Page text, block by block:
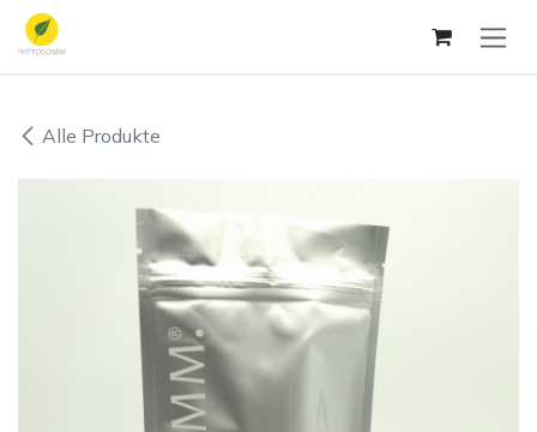
Zum Inhalt springen
Alle Produkte